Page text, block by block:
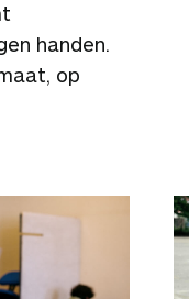
handen.
op